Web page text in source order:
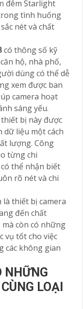
đêm Starlight
tình huống
nét và chất
có thông số kỹ
hộ, nhà phố,
dùng có thể dễ
xem được ban
camera hoạt
sáng yếu.
bị này được
liệu một cách
lượng. Công
từng chi
thể nhận biết
rõ nét và chi
thiết bị camera
đến chất
còn có những
vụ tốt cho việc
các không gian
NHỮNG
LOẠI